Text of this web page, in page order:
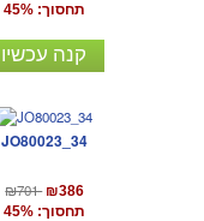
תחסוך: 45%
קנה עכשיו
JO80023_34
₪701 ₪386
תחסוך: 45%